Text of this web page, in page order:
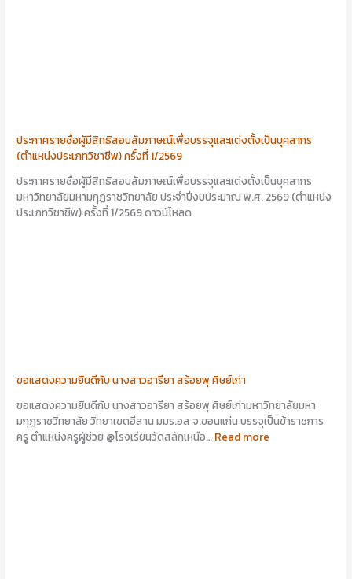
ประกาศรายชื่อผู้มีสิทธิสอบสัมภาษณ์เพื่อบรรจุและแต่งตั้งเป็นบุคลากร
(ตำแหน่งประเภทวิชาชีพ) ครั้งที่ 1/2569
ประกาศรายชื่อผู้มีสิทธิสอบสัมภาษณ์เพื่อบรรจุและแต่งตั้งเป็นบุคลากร
มหาวิทยาลัยมหามกุฏราชวิทยาลัย ประจำปีงบประมาณ พ.ศ. 2569 (ตำแหน่ง
ประเภทวิชาชีพ) ครั้งที่ 1/2569 ดาวน์โหลด
ขอแสดงความยินดีกับ นางสาวอารียา สร้อยพุ ศิษย์เก่า
ขอแสดงความยินดีกับ นางสาวอารียา สร้อยพุ ศิษย์เก่ามหาวิทยาลัยมหา
มกุฏราชวิทยาลัย วิทยาเขตอีสาน มมร.อส จ.ขอนแก่น บรรจุเป็นข้าราชการ
ครู ตำแหน่งครูผู้ช่วย @โรงเรียนวัดสลักเหนือ… Read more